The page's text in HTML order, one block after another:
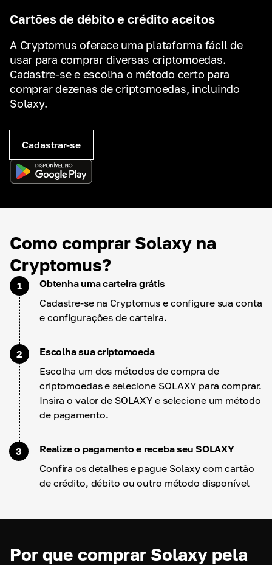
Cartões de débito e crédito aceitos
A Cryptomus oferece uma plataforma fácil de
usar para comprar diversas criptomoedas.
Cadastre-se e escolha o método certo para
comprar dezenas de criptomoedas, incluindo
Solaxy.
Cadastrar-se
Como comprar Solaxy na
Cryptomus?
1
Obtenha uma carteira grátis
Cadastre-se na Cryptomus e configure sua conta
e configurações de carteira.
2
Escolha sua criptomoeda
Escolha um dos métodos de compra de
criptomoedas e selecione SOLAXY para comprar.
Insira o valor de SOLAXY e selecione um método
de pagamento.
3
Realize o pagamento e receba seu SOLAXY
Confira os detalhes e pague Solaxy com cartão
de crédito, débito ou outro método disponível
Por que comprar Solaxy pela